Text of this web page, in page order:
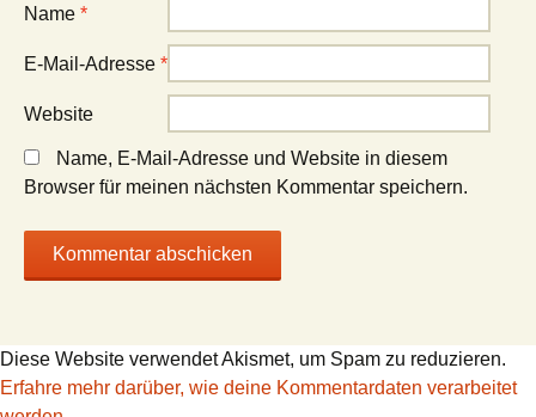
Name *
E-Mail-Adresse *
Website
Name, E-Mail-Adresse und Website in diesem
Browser für meinen nächsten Kommentar speichern.
Diese Website verwendet Akismet, um Spam zu reduzieren.
Erfahre mehr darüber, wie deine Kommentardaten verarbeitet